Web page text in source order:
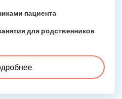
пациента
для родственников